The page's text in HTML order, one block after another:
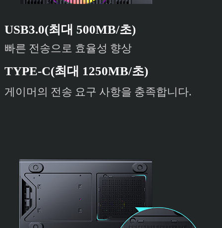
USB3.0(최대 500MB/초)
빠른 전송으로 효율성 향상
TYPE-C(최대 1250MB/초)
게이머의 전송 요구 사항을 충족합니다.